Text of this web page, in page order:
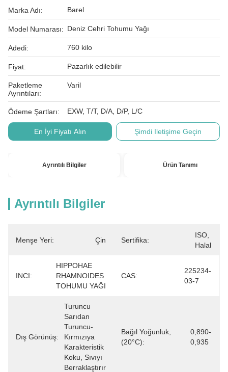
Marka Adı: Barel
Model Numarası: Deniz Cehri Tohumu Yağı
Adedi: 760 kilo
Fiyat: Pazarlık edilebilir
Paketleme
Ayrıntıları:
Varil
Ödeme Şartları: EXW, T/T, D/A, D/P, L/C
En İyi Fiyatı Alın Şimdi Iletişime Geçin
Ayrıntılı Bilgiler Ürün Tanımı
Ayrıntılı Bilgiler
Menşe Yeri: Çin Sertifika:
ISO,
Halal
INCI:
HIPPOHAE
RHAMNOIDES
TOHUMU YAĞI
CAS:
225234-
03-7
Dış Görünüş:
Turuncu
Sarıdan
Turuncu-
Kırmızıya
Karakteristik
Koku, Sıvıyı
Berraklaştırır
Bağıl Yoğunluk,
(20°C):
0,890-
0,935